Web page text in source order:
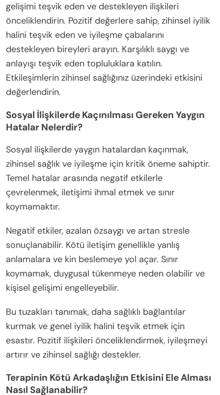
gelişimi teşvik eden ve destekleyen ilişkileri
önceliklendirin. Pozitif değerlere sahip, zihinsel iyilik
halini teşvik eden ve iyileşme çabalarını
destekleyen bireyleri arayın. Karşılıklı saygı ve
anlayışı teşvik eden topluluklara katılın.
Etkileşimlerin zihinsel sağlığınız üzerindeki etkisini
değerlendirin.
Sosyal İlişkilerde Kaçınılması Gereken Yaygın
Hatalar Nelerdir?
Sosyal ilişkilerde yaygın hatalardan kaçınmak,
zihinsel sağlık ve iyileşme için kritik öneme sahiptir.
Temel hatalar arasında negatif etkilerle
çevrelenmek, iletişimi ihmal etmek ve sınır
koymamaktır.
Negatif etkiler, azalan özsaygı ve artan stresle
sonuçlanabilir. Kötü iletişim genellikle yanlış
anlamalara ve kin beslemeye yol açar. Sınır
koymamak, duygusal tükenmeye neden olabilir ve
kişisel gelişimi engelleyebilir.
Bu tuzakları tanımak, daha sağlıklı bağlantılar
kurmak ve genel iyilik halini teşvik etmek için
esastır. Pozitif ilişkileri önceliklendirmek, iyileşmeyi
artırır ve zihinsel sağlığı destekler.
Terapinin Kötü Arkadaşlığın Etkisini Ele Alması
Nasıl Sağlanabilir?